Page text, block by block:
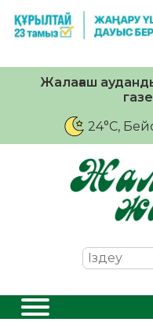
Жалағаш
24°C,